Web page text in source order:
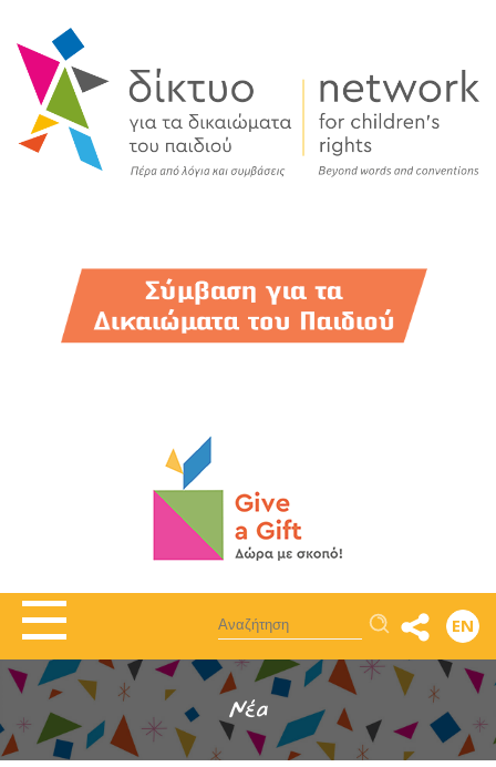
Αναζήτηση EN
Νέα